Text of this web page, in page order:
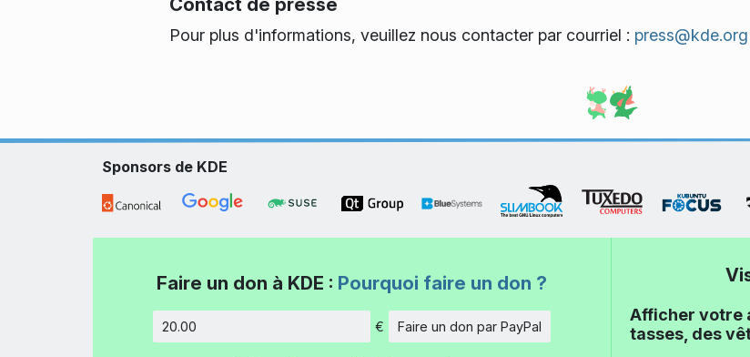
Pour plus d'informations, veuillez nous contacter par courriel : press@kde.org
Sponsors de KDE
Faire un don à KDE : Pourquoi faire un don ?
Montant
€ Faire un don par PayPal
Afficher votre
tasses, des